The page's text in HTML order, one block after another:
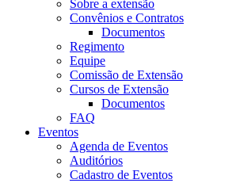
Sobre a extensão
Convênios e Contratos
Documentos
Regimento
Equipe
Comissão de Extensão
Cursos de Extensão
Documentos
FAQ
Eventos
Agenda de Eventos
Auditórios
Cadastro de Eventos